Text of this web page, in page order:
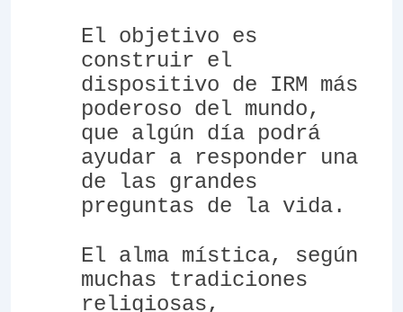
El objetivo es
construir el
dispositivo de IRM más
poderoso del mundo,
que algún día podrá
ayudar a responder una
de las grandes
preguntas de la vida.
El alma mística, según
muchas tradiciones
religiosas,